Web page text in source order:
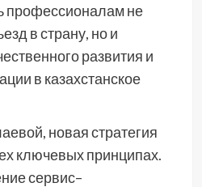
профессионалам не
в страну, но и
развития и
в казахстанское
новая стратегия
ключевых принципах.
сервис–